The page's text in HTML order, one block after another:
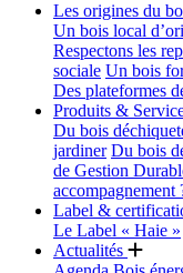
Les origines du
Un bois local
Respectons les
sociale Un bois
Des plateformes
Produits &
Du bois
jardiner Du bois
de Gestion
accompagnement
Label &
Le Label « Haie »
Actualités